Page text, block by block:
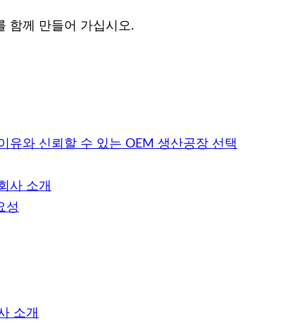
함께 만들어 가십시오.
유와 신뢰할 수 있는 OEM 생산공장 선택
사 소개
성
소개